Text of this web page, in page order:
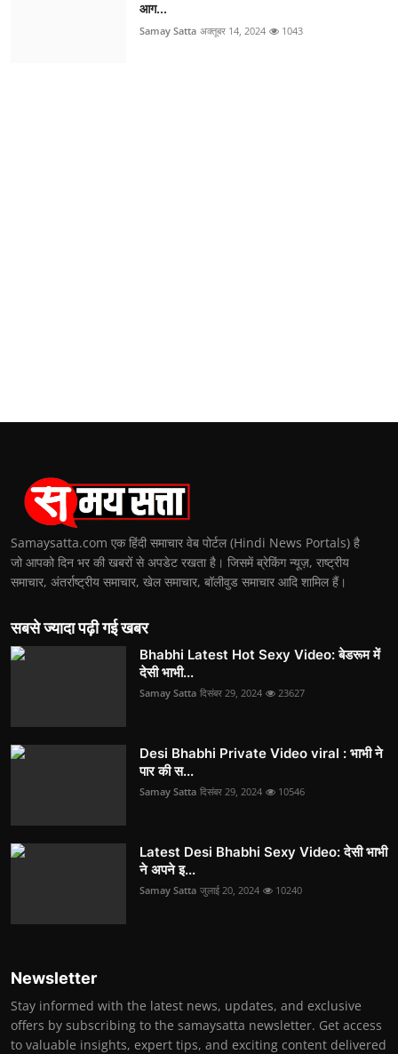
आग...
Samay Satta अक्तूबर 14, 2024 1043
Samaysatta.com एक हिंदी समाचार वेब पोर्टल (Hindi News Portals) है
जो आपको दिन भर की खबरों से अपडेट रखता है। जिसमें ब्रेकिंग न्यूज़, राष्ट्रीय
समाचार, अंतर्राष्ट्रीय समाचार, खेल समाचार, बॉलीवुड समाचार आदि शामिल हैं।
सबसे ज्यादा पढ़ी गई खबर
Bhabhi Latest Hot Sexy Video: बेडरूम में
देसी भाभी...
Samay Satta दिसंबर 29, 2024 23627
Desi Bhabhi Private Video viral : भाभी ने
पार की स...
Samay Satta दिसंबर 29, 2024 10546
Latest Desi Bhabhi Sexy Video: देसी भाभी
ने अपने इ...
Samay Satta जुलाई 20, 2024 10240
Newsletter
Stay informed with the latest news, updates, and exclusive
offers by subscribing to the samaysatta newsletter. Get access
to valuable insights, expert tips, and exciting content delivered